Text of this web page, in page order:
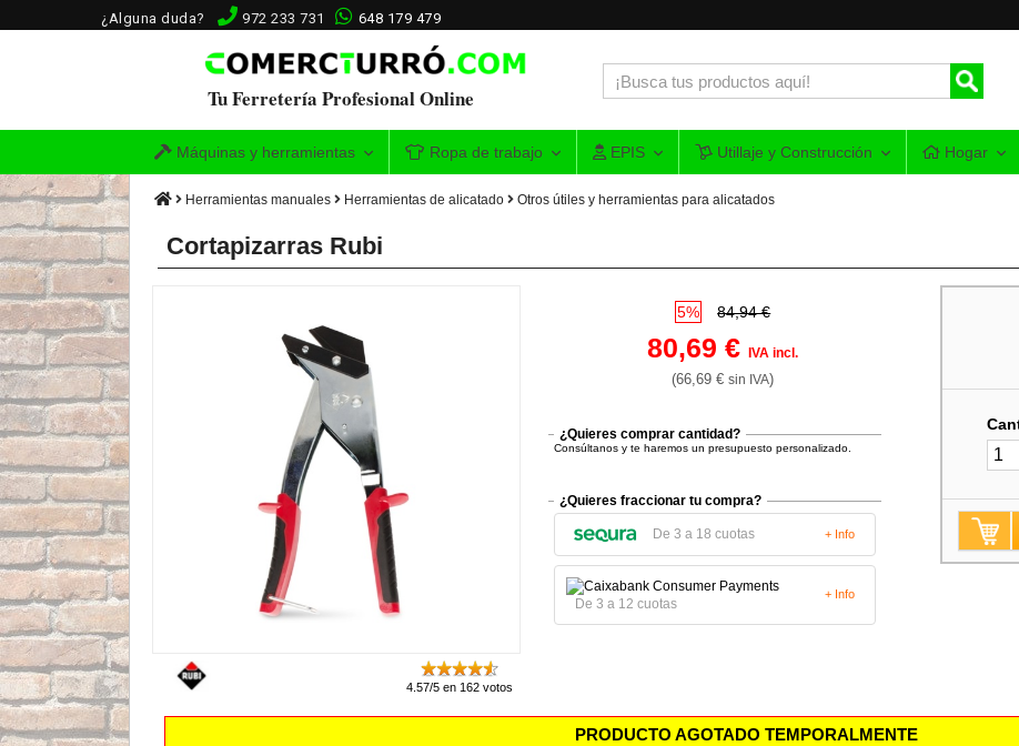
¿Alguna duda? 972 233 731 648 179 479
Tu Ferretería Profesional Online
Máquinas y herramientas Ropa de trabajo EPIS Utillaje y Construcción Hogar
Herramientas manuales Herramientas de alicatado Otros útiles y herramientas para alicatados
Cortapizarras Rubi
4.57/5 en 162 votos
5% 84,94 €
80,69 €IVA incl.
(66,69 €sin IVA)
¿Quieres comprar cantidad?
Consúltanos y te haremos un presupuesto personalizado.
¿Quieres fraccionar tu compra?
De 3 a 18 cuotas + Info
De 3 a 12 cuotas
+ Info
PRODUCTO AGOTADO TEMPORALMENTE